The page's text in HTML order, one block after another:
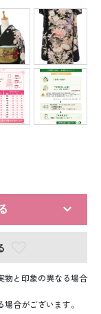
物と印象の異なる場合
合がございます。